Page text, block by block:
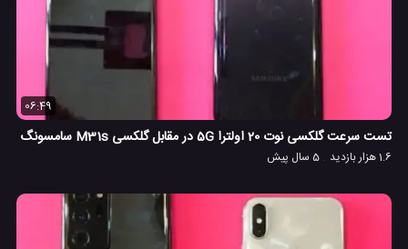
06:49
تست سرعت گلکسی نوت 20 اولترا 5G در مقابل گلکسی M31s سامسونگ
1.6 هزار بازدید 5 سال پیش